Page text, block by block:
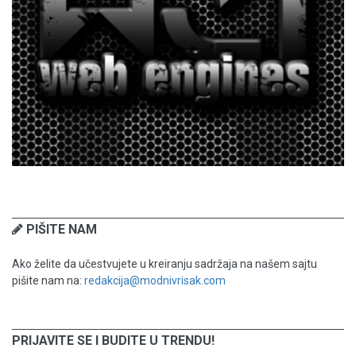
PIŠITE NAM
Ako želite da učestvujete u kreiranju sadržaja na našem sajtu
pišite nam na: redakcija@modnivrisak.com
PRIJAVITE SE I BUDITE U TRENDU!